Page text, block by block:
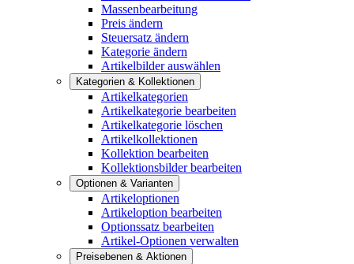
Massenbearbeitung
Preis ändern
Steuersatz ändern
Kategorie ändern
Artikelbilder auswählen
Kategorien & Kollektionen
Artikelkategorien
Artikelkategorie bearbeiten
Artikelkategorie löschen
Artikelkollektionen
Kollektion bearbeiten
Kollektionsbilder bearbeiten
Optionen & Varianten
Artikeloptionen
Artikeloption bearbeiten
Optionssatz bearbeiten
Artikel-Optionen verwalten
Preisebenen & Aktionen